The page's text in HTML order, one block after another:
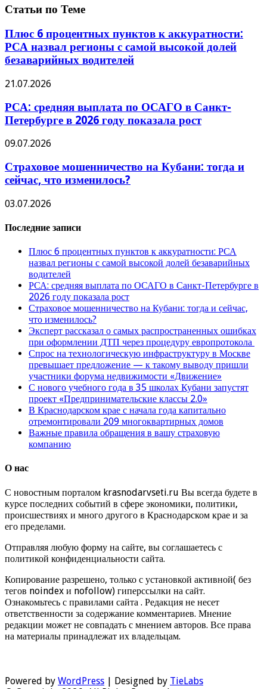
Статьи по Теме
Плюс 6 процентных пунктов к аккуратности:
РСА назвал регионы с самой высокой долей
безаварийных водителей
21.07.2026
РСА: средняя выплата по ОСАГО в Санкт-
Петербурге в 2026 году показала рост
09.07.2026
Страховое мошенничество на Кубани: тогда и
сейчас, что изменилось?
03.07.2026
Последние записи
Плюс 6 процентных пунктов к аккуратности: РСА
назвал регионы с самой высокой долей безаварийных
водителей
РСА: средняя выплата по ОСАГО в Санкт-Петербурге в
2026 году показала рост
Страховое мошенничество на Кубани: тогда и сейчас,
что изменилось?
Эксперт рассказал о самых распространенных ошибках
при оформлении ДТП через процедуру европротокола
Спрос на технологическую инфраструктуру в Москве
превышает предложение — к такому выводу пришли
участники форума недвижимости «Движение»
С нового учебного года в 35 школах Кубани запустят
проект «Предпринимательские классы 2.0»
В Краснодарском крае с начала года капитально
отремонтировали 209 многоквартирных домов
Важные правила обращения в вашу страховую
компанию
О нас
С новостным порталом krasnodarvseti.ru Вы всегда будете в
курсе последних событий в сфере экономики, политики,
происшествиях и много другого в Краснодарском крае и за
его пределами.
Отправляя любую форму на сайте, вы соглашаетесь с
политикой конфиденциальности сайта.
Копирование разрешено, только с установкой активной( без
тегов noindex и nofollow) гиперссылки на сайт.
Ознакомьтесь с правилами сайта . Редакция не несет
ответственности за содержание комментариев. Мнение
редакции может не совпадать с мнением авторов. Все права
на материалы принадлежат их владельцам.
Powered by WordPress | Designed by TieLabs